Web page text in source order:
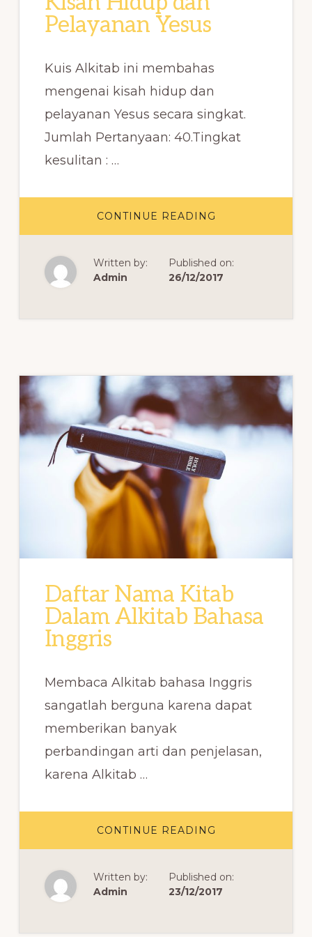
Pelayanan Yesus
Kuis Alkitab ini membahas
mengenai kisah hidup dan
pelayanan Yesus secara singkat.
Jumlah Pertanyaan: 40.Tingkat
kesulitan : …
CONTINUE READING
HIDUP
YESUS
Written by:
Admin
Published on:
26/12/2017
Daftar Nama Kitab
Dalam Alkitab Bahasa
Inggris
Membaca Alkitab bahasa Inggris
sangatlah berguna karena dapat
memberikan banyak
perbandingan arti dan penjelasan,
karena Alkitab …
CONTINUE READING
NAMA
ALKITAB
BAHASA
INGGRIS
Written by:
Admin
Published on:
23/12/2017